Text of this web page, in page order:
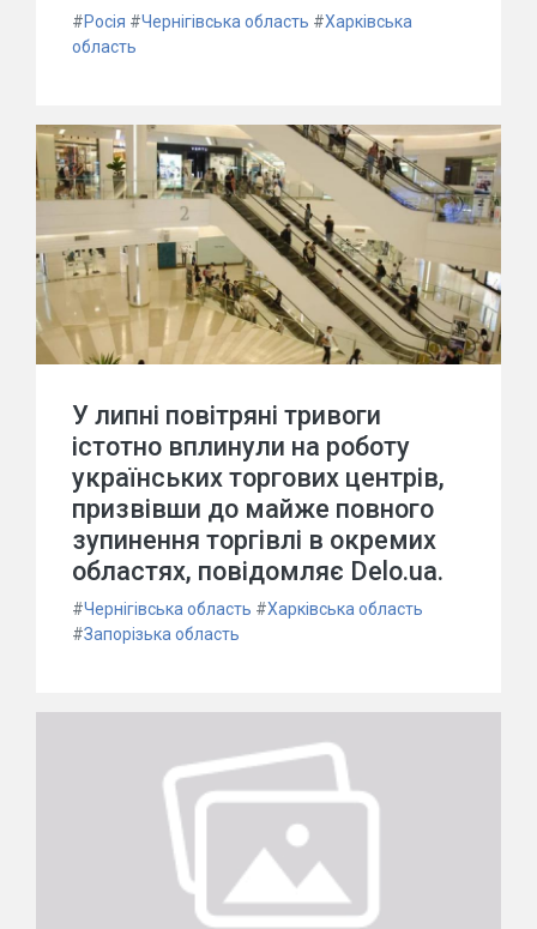
#Росія #Чернігівська область #Харківська
область
У липні повітряні тривоги
істотно вплинули на роботу
українських торгових центрів,
призвівши до майже повного
зупинення торгівлі в окремих
областях, повідомляє Delo.ua.
#Чернігівська область #Харківська область
#Запорізька область